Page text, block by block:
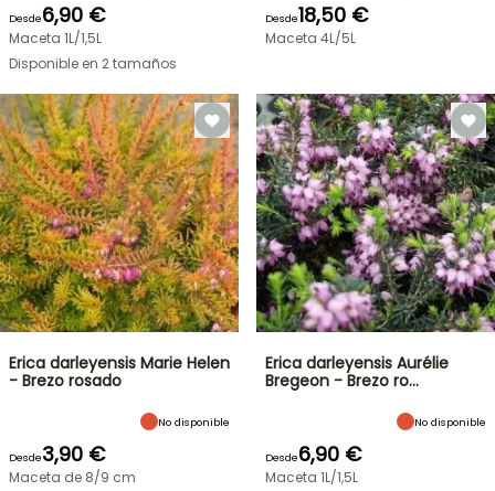
Desde6,90 €
Maceta 1L/1,5L
Disponible en 2 tamaños
Desde18,50 €
Maceta 4L/5L
Erica darleyensis Marie Helen
- Brezo rosado
No disponible
Desde3,90 €
Maceta de 8/9 cm
Erica darleyensis Aurélie
Bregeon - Brezo ro…
No disponible
Desde6,90 €
Maceta 1L/1,5L